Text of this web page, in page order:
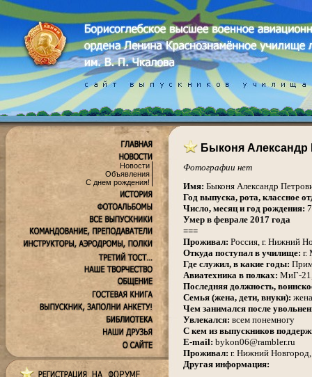
Новости
Объявления
С днем рождения!
Быконя Александр
Фотографии нет
Имя: Быконя Александр
Год выпуска, рота, классное
Число, месяц и год рождения:
Умер в феврале 2017 года
===
Проживал: Россия, г. Нижний
Откуда поступал в училище: г.
Где служил, в какие годы:
Авиатехника в полках: МиГ-
Последняя должность,
Семья (жена, дети, внуки):
Чем занимался после
Увлекался: всем понемногу
С кем из выпускников
E-mail: bykon06@rambler.ru
Проживал: г. Нижний
Другая информация: